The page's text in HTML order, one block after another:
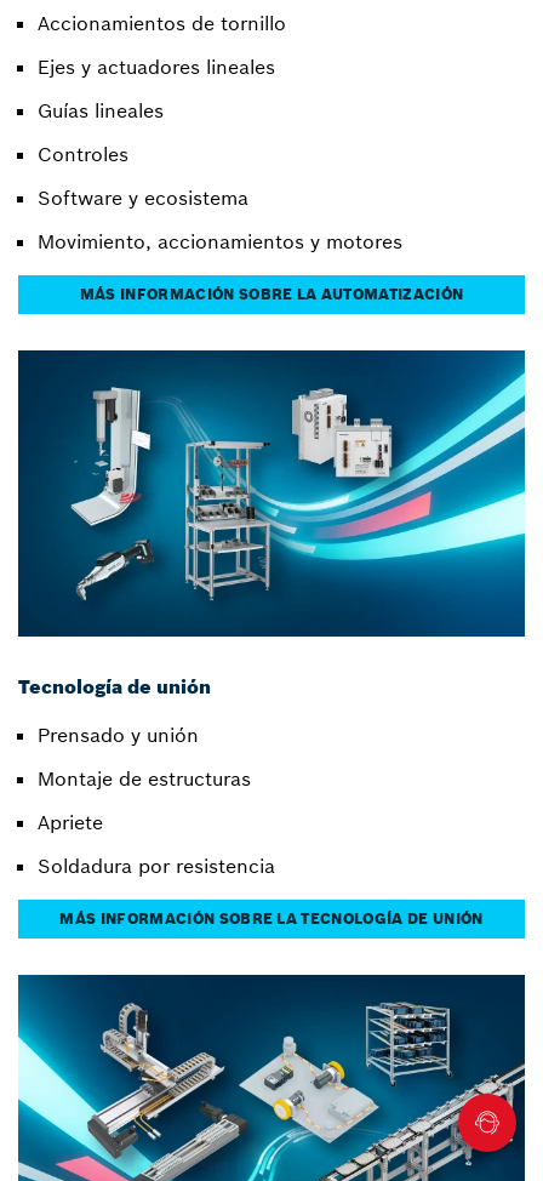
Accionamientos de tornillo
Ejes y actuadores lineales
Guías lineales
Controles
Software y ecosistema
Movimiento, accionamientos y motores
MÁS INFORMACIÓN SOBRE LA AUTOMATIZACIÓN
Tecnología de unión
Prensado y unión
Montaje de estructuras
Apriete
Soldadura por resistencia
MÁS INFORMACIÓN SOBRE LA TECNOLOGÍA DE UNIÓN